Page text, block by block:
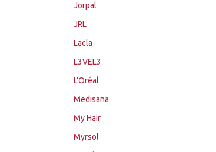
Jorpal
JRL
Lacla
L3VEL3
L'Oréal
Medisana
My Hair
Myrsol